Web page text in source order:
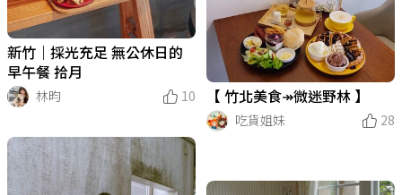
新竹｜採光充足 無公休日的
早午餐 拾月
林昀
10
【 竹北美食↠微迷野林 】
吃貨姐妹
28